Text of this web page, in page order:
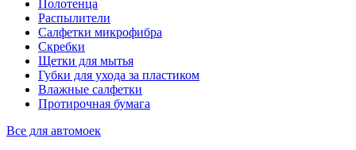
Полотенца
Распылители
Салфетки микрофибра
Скребки
Щетки для мытья
Губки для ухода за пластиком
Влажные салфетки
Протирочная бумага
Все для автомоек